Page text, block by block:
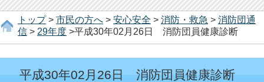
トップ> 市民の方へ > 安心安全 > 消防・救急 > 消防団通
信 > 29年度 >平成30年02月26日 消防団員健康診断
平成30年02月26日 消防団員健康診断